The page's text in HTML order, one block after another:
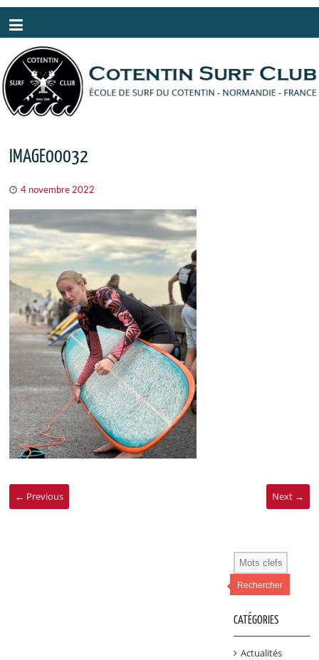
IMAGE00032
4 novembre 2022
← Previous Next →
Rechercher
CATÉGORIES
Actualités
Panneau de gestion des cookies